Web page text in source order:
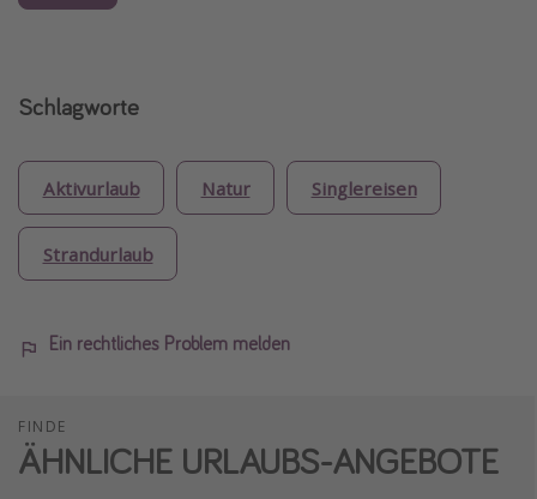
Schlagworte
Aktivurlaub Natur Singlereisen
Strandurlaub
Ein rechtliches Problem melden
FINDE
ÄHNLICHE URLAUBS-ANGEBOTE